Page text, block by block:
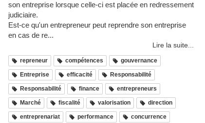
son entreprise lorsque celle-ci est placée en redressement
judiciaire.
Est-ce qu'un entrepreneur peut reprendre son entreprise
en cas de re...
Lire la suite...
repreneur compétences gouvernance
Entreprise efficacité Responsabilité
Responsabilité finance entrepreneurs
Marché fiscalité valorisation direction
entreprenariat performance concurrence